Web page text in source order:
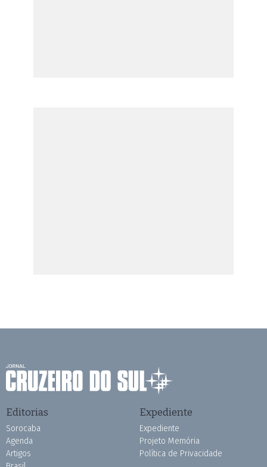
Editorias
Sorocaba
Agenda
Artigos
Expediente
Expediente
Projeto Memória
Política de Privacidade